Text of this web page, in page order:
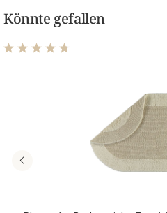
Könnte gefallen